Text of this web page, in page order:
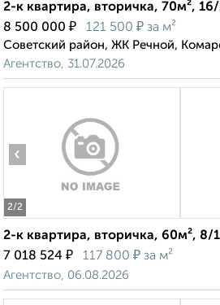
2-к квартира, вторичка, 70м²,
8 500 000 ₽ 121 500 ₽ за м²
Советский район, ЖК Речной,
Агентство, 31.07.2026
2/2
‹
2-к квартира, вторичка, 60м², 8/
7 018 524 ₽ 117 800 ₽ за м²
Агентство, 06.08.2026